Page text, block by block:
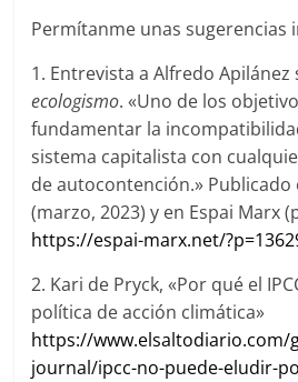
Permítanme unas sugerencias
1. Entrevista a Alfredo
ecologismo. «Uno de los
fundamentar la
sistema capitalista con
de autocontención.» Publicado
(marzo, 2023) y en Espai Marx
https://espai-marx.net/
2. Kari de Pryck, «Por qué el
política de acción climática»
https://www.elsaltodiario.com/
journal/ipcc-no-puede-eludir-